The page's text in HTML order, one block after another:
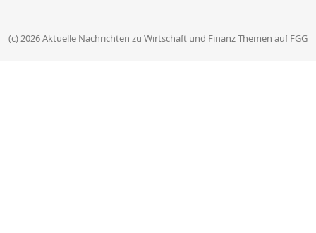
(c) 2026 Aktuelle Nachrichten zu Wirtschaft und Finanz Themen auf FGG